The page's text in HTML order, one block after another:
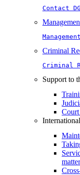
Contact
Criminal
Criminal
Support to